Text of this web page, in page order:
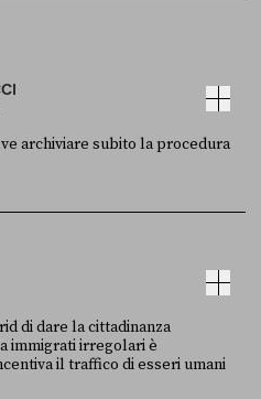
archiviare subito la procedura
di dare la cittadinanza
immigrati irregolari è
il traffico di esseri umani